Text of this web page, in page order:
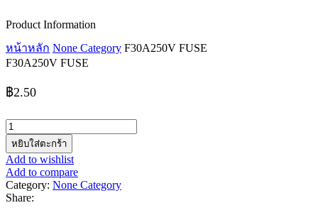
Product Information
หน้าหลัก None Category F30A250V FUSE
F30A250V FUSE
฿2.50
จำนวน
F30A250V
FUSE
ชิ้น
หยิบใส่ตะกร้า
Add to wishlist
Add to compare
Category: None Category
Share: